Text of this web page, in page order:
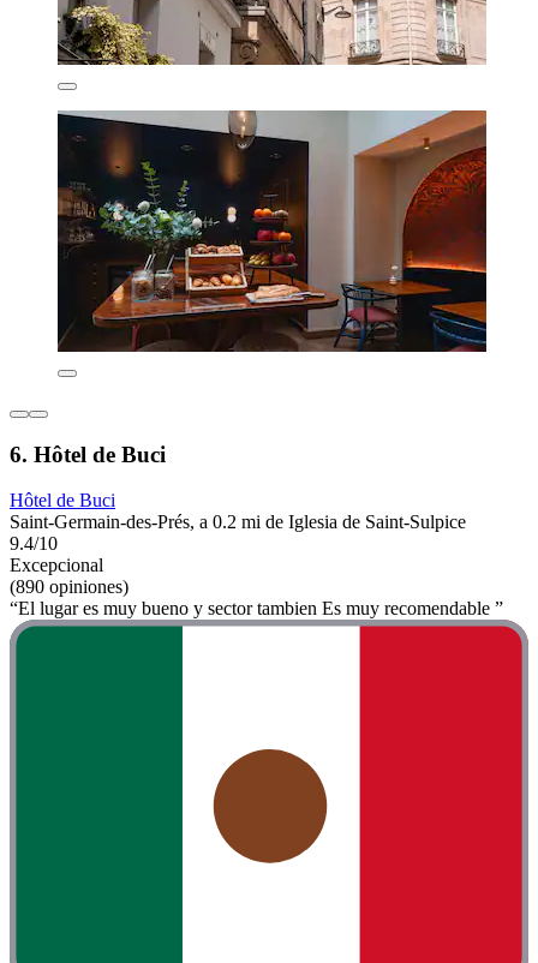
6. Hôtel de Buci
Hôtel de Buci
Saint-Germain-des-Prés, a 0.2 mi de Iglesia de Saint-Sulpice
9.4/10
Excepcional
(890 opiniones)
“El lugar es muy bueno y sector tambien Es muy recomendable ”